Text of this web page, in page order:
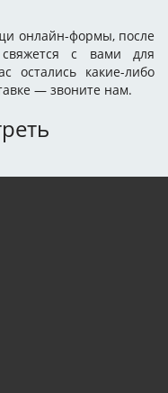
онлайн-формы, после
с вами для
остались какие-либо
— звоните нам.